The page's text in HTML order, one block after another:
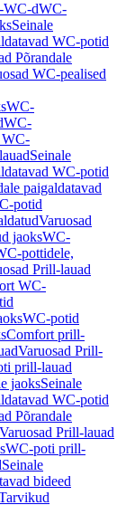
WC-dWC-
Seinale
WC-potid
Põrandale
WC-pealised
WC-
WC-
WC-
Seinale
WC-potid
paigaldatavad
potid
Varuosad
jaoksWC-
pottidele,
Prill-lauad
WC-
WC-potid
Comfort prill-
Varuosad Prill-
prill-lauad
jaoksSeinale
WC-potid
Põrandale
Varuosad Prill-lauad
WC-poti prill-
Seinale
bideed